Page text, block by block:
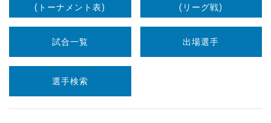
(トーナメント表)
(リーグ戦)
試合一覧 出場選手
選手検索